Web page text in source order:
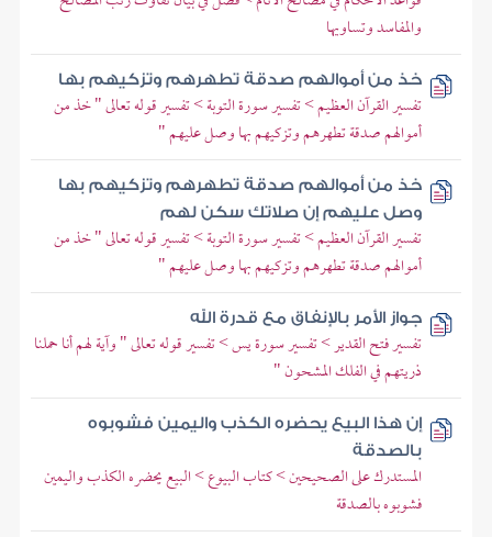
والمفاسد وتساويها
خذ من أموالهم صدقة تطهرهم وتزكيهم بها
تفسير القرآن العظيم > تفسير سورة التوبة > تفسير قوله تعالى " خذ من
أموالهم صدقة تطهرهم وتزكيهم بها وصل عليهم "
خذ من أموالهم صدقة تطهرهم وتزكيهم بها
وصل عليهم إن صلاتك سكن لهم
تفسير القرآن العظيم > تفسير سورة التوبة > تفسير قوله تعالى " خذ من
أموالهم صدقة تطهرهم وتزكيهم بها وصل عليهم "
جواز الأمر بالإنفاق مع قدرة الله
تفسير فتح القدير > تفسير سورة يس > تفسير قوله تعالى " وآية لهم أنا حملنا
ذريتهم في الفلك المشحون "
إن هذا البيع يحضره الكذب واليمين فشوبوه
بالصدقة
المستدرك على الصحيحين > كتاب البيوع > البيع يحضره الكذب واليمين
فشوبوه بالصدقة